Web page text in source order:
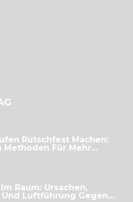
Rutschfest Machen:
Methoden Für Mehr
Raum: Ursachen,
Und Luftführung Gegen